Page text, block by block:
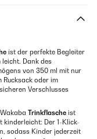
ist der perfekte Begleiter
Dank des
von 350 ml mit nur
Rucksack oder im
Verschlusses
Wakaba Trinkflasche ist
kinderleicht: Der 1-Klick-
sodass Kinder jederzeit